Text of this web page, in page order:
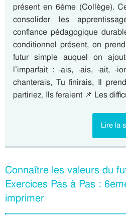
présent en 6ème (Collège).
consolider les
confiance pédagogique
conditionnel présent, on
futur simple auquel on
l’imparfait : -ais, -ais, -ait, -
chanterais, Tu finirais, Il
partiriez, Ils feraient 📌 Les
Lire la
Connaître les valeurs du
Exercices Pas à Pas :
imprimer